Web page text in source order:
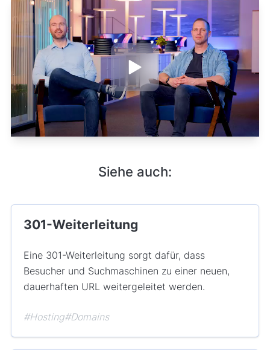
Siehe auch:
301-Weiterleitung
Eine 301-Weiterleitung sorgt dafür, dass
Besucher und Suchmaschinen zu einer neuen,
dauerhaften URL weitergeleitet werden.
#Hosting#Domains